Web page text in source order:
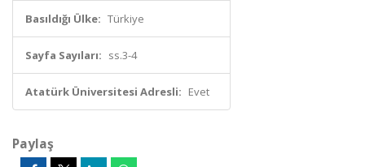
Basıldığı Ülke: Türkiye
Sayfa Sayıları: ss.3-4
Atatürk Üniversitesi Adresli: Evet
Paylaş